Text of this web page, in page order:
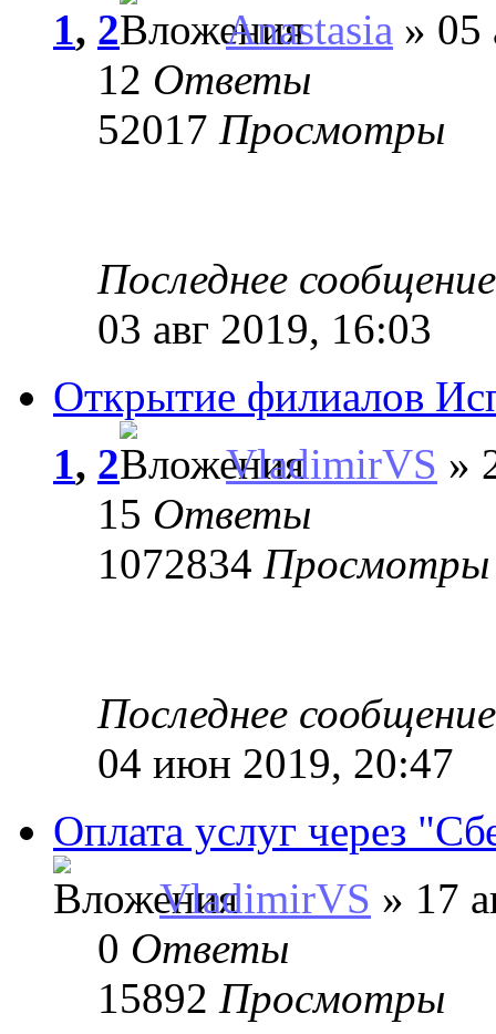
1, 2 Anastasia » 05
12 Ответы
52017 Просмотры
Последнее
03 авг 2019, 16:03
Открытие филиалов
1, 2 VladimirVS »
15 Ответы
1072834 Просмотры
Последнее
04 июн 2019, 20:47
Оплата услуг через
VladimirVS » 17
0 Ответы
15892 Просмотры